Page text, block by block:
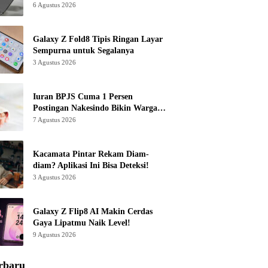
6 Agustus 2026
Galaxy Z Fold8 Tipis Ringan Layar
Sempurna untuk Segalanya
3 Agustus 2026
Iuran BPJS Cuma 1 Persen
Postingan Nakesindo Bikin Warganet
Murka
7 Agustus 2026
Kacamata Pintar Rekam Diam-
diam? Aplikasi Ini Bisa Deteksi!
3 Agustus 2026
Galaxy Z Flip8 AI Makin Cerdas
Gaya Lipatmu Naik Level!
9 Agustus 2026